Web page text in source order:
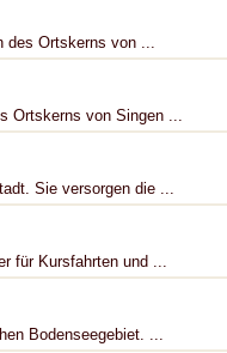
des Ortskerns von ...
Ortskerns von Singen ...
Sie versorgen die ...
für Kursfahrten und ...
Bodenseegebiet. ...